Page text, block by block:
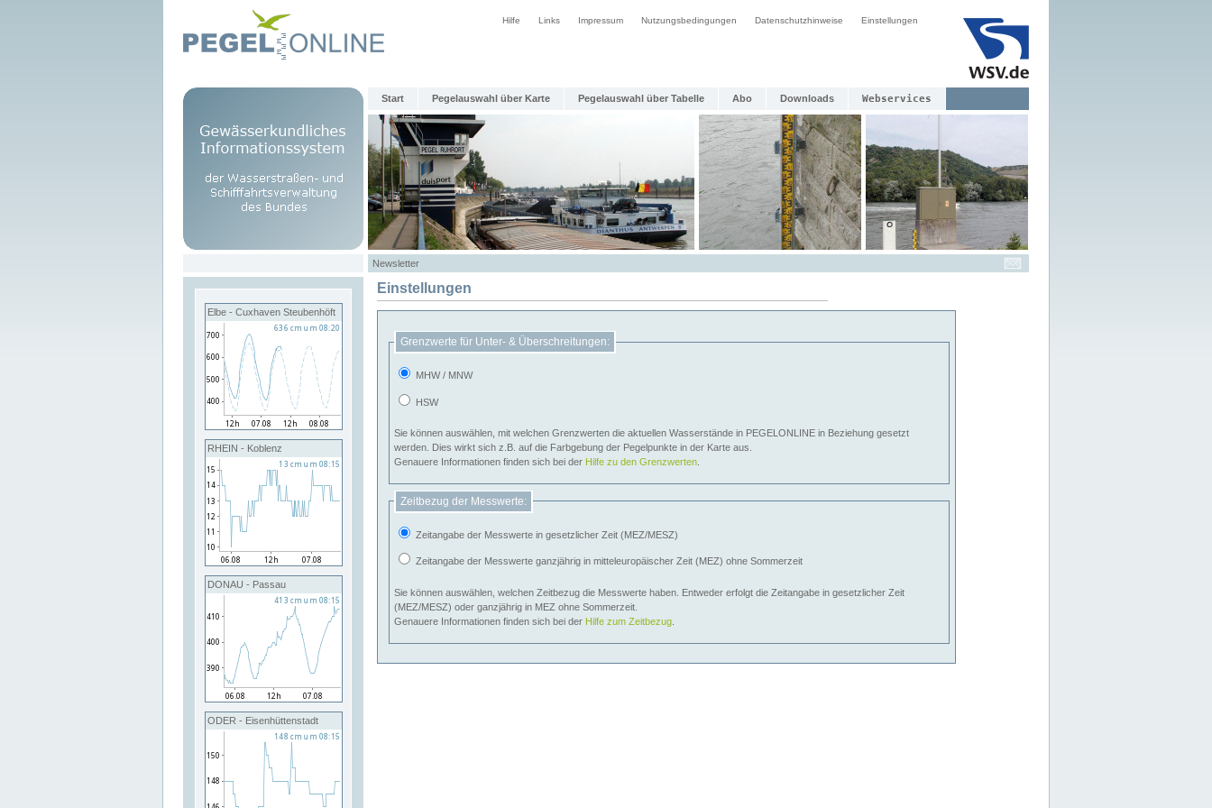
Hilfe Links Impressum Nutzungsbedingungen Datenschutzhinweise Einstellungen
Start Pegelauswahl über Karte Pegelauswahl über Tabelle Abo Downloads Webservices
Newsletter
Elbe - Cuxhaven Steubenhöft
RHEIN - Koblenz
DONAU - Passau
ODER - Eisenhüttenstadt
Einstellungen
Grenzwerte für Unter- & Überschreitungen:
MHW / MNW
HSW
Sie können auswählen, mit welchen Grenzwerten die aktuellen Wasserstände in PEGELONLINE in Beziehung gesetzt
werden. Dies wirkt sich z.B. auf die Farbgebung der Pegelpunkte in der Karte aus.
Genauere Informationen finden sich bei der Hilfe zu den Grenzwerten
Zeitbezug der Messwerte:
Zeitangabe der Messwerte in gesetzlicher Zeit (MEZ/MESZ)
Zeitangabe der Messwerte ganzjährig in mitteleuropäischer Zeit (MEZ) ohne Sommerzeit
Sie können auswählen, welchen Zeitbezug die Messwerte haben. Entweder erfolgt die Zeitangabe in gesetzlicher Zeit
(MEZ/MESZ) oder ganzjährig in MEZ ohne Sommerzeit.
Genauere Informationen finden sich bei der Hilfe zum Zeitbezug